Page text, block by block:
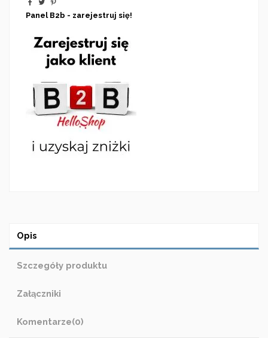
Panel B2b - zarejestruj się!
Opis
Szczegóły produktu
Załączniki
Komentarze(0)